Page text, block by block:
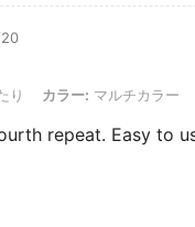
, カラー: マルチカラー, サイ
り カラー: マルチカラー
repeat. Easy to